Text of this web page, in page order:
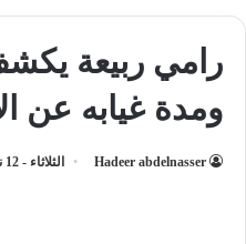
رامي ربيعة
ومدة غيابه عن
Hadeer abdelnasser الثلاثاء - 12 نوفمبر - 2024 / 3:06 صباحًا